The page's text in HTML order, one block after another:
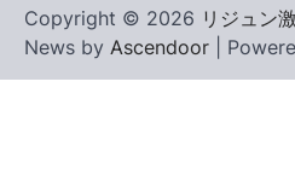
Copyright © 2026 リジュン
News by Ascendoor |